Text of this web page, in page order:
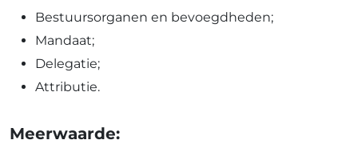
Bestuursorganen en bevoegdheden;
Mandaat;
Delegatie;
Attributie.
Meerwaarde: